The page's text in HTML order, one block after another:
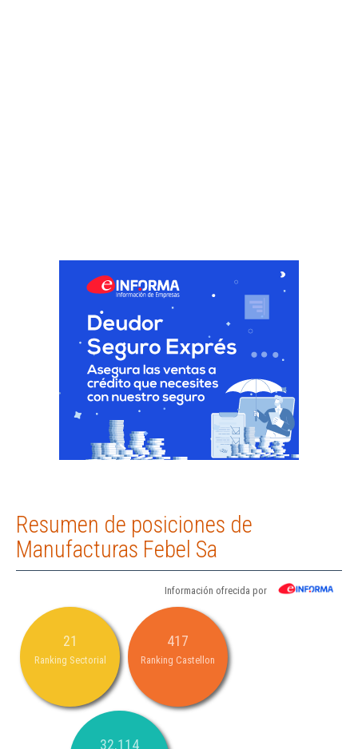
Resumen de posiciones de
Manufacturas Febel Sa
Información ofrecida por
21
Ranking Sectorial
417
Ranking Castellon
32.114